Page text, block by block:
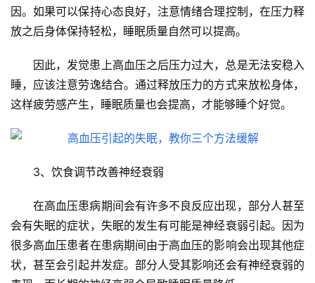
心
中
心
建
设
临
床
研
究
因。如果可以保持心态良好，注意情绪合理控制，在压力释
放之后身体保持轻松，睡眠质量自然可以提高。
因此，发觉患上高血压之后压力过大，总是无法安稳入
睡，应该注意劳逸结合。通过释放压力的方式来放松身体，
这样疲劳感产生，睡眠质量也会提高，才能够睡个好觉。
3、饮食调节改善神经衰弱
在高血压患病期间会有许多不良反应出现，部分人甚至
会有失眠的症状，失眠的发生有可能是神经衰弱引起。因为
很多高血压患者在患病期间由于高血压的影响会出现其他症
状，甚至会引起并发症。部分人受其影响还会有神经衰弱的